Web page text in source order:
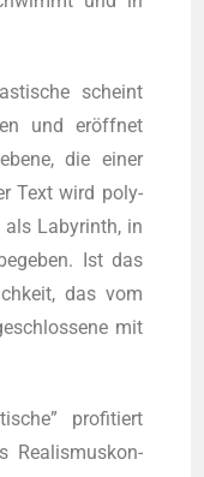
scheint
und eröff­net
die einer
Text wird poly­
Laby­rinth, in
Ist das
das vom
mit
pro­fi­tiert
Rea­lis­mus­kon­